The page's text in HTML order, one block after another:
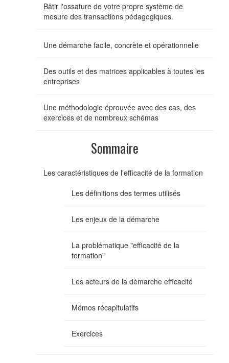
Bâtir l'ossature de votre propre système de
mesure des transactions pédagogiques.
Une démarche facile, concrète et opérationnelle
Des outils et des matrices applicables à toutes les
entreprises
Une méthodologie éprouvée avec des cas, des
exercices et de nombreux schémas
Sommaire
Les caractéristiques de l'efficacité de la formation
Les définitions des termes utilisés
Les enjeux de la démarche
La problématique "efficacité de la
formation"
Les acteurs de la démarche efficacité
Mémos récapitulatifs
Exercices